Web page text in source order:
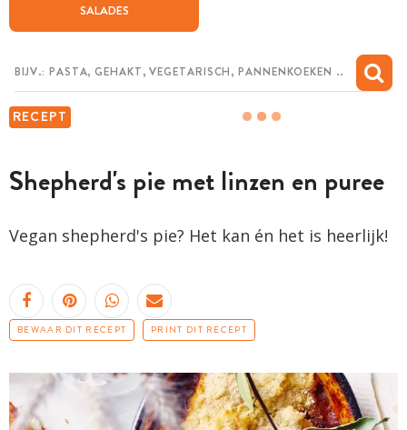
SALADES
RECEPT
Shepherd's pie met linzen en puree
Vegan shepherd's pie? Het kan én het is heerlijk!
BEWAAR DIT RECEPT PRINT DIT RECEPT
CHAT MET MAIA
MIJN BEWAARDE RECEPTEN